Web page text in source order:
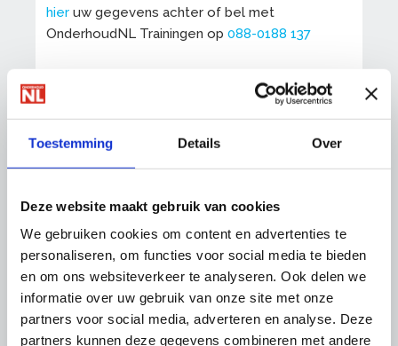
Toestemming Details Over
Deze website maakt gebruik van cookies
We gebruiken cookies om content en advertenties te
personaliseren, om functies voor social media te bieden
en om ons websiteverkeer te analyseren. Ook delen we
informatie over uw gebruik van onze site met onze
partners voor social media, adverteren en analyse. Deze
partners kunnen deze gegevens combineren met andere
hier uw gegevens achter of bel met
OnderhoudNL Trainingen op 088-0188 137
Cookies worden geblokkeerd. Verander je
cookie-instellingenom gebruik te kunnen
maken van deze functionaliteit.